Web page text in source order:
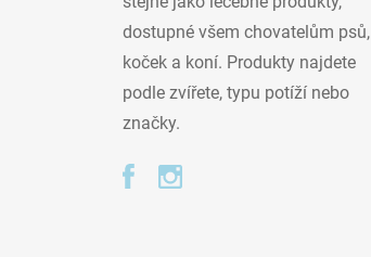
dostupné všem chovatelům psů,
koček a koní. Produkty najdete
podle zvířete, typu potíží nebo
značky.